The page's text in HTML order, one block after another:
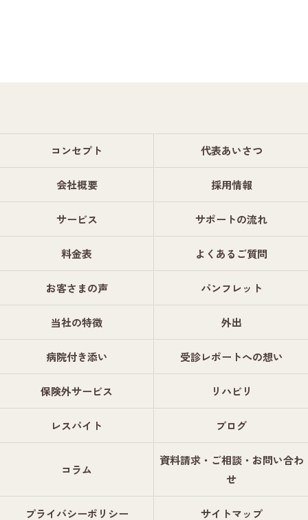
コンセプト 代表あいさつ
会社概要 採用情報
サービス サポートの流れ
料金表 よくあるご質問
お客さまの声 パンフレット
当社の特徴 外出
病院付き添い 受診レポートへの想い
保険外サービス リハビリ
レスパイト ブログ
コラム
資料請求・ご相談・お問い合わ
せ
プライバシーポリシー サイトマップ